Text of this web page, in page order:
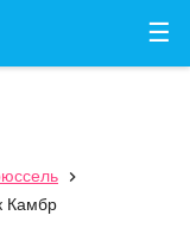
☰

Камбр